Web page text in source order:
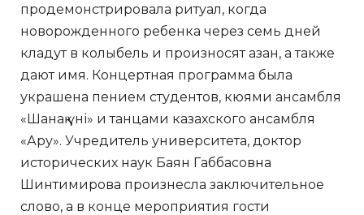
продемонстрировала ритуал, когда
новорожденного ребенка через семь дней
кладут в колыбель и произносят азан, а также
дают имя. Концертная программа была
украшена пением студентов, кюями ансамбля
«Шанақ үні» и танцами казахского ансамбля
«Ару». Учредитель университета, доктор
исторических наук Баян Габбасовна
Шинтимирова произнесла заключительное
слово, а в конце мероприятия гости